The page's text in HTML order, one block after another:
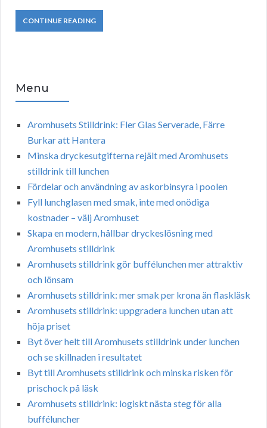
CONTINUE READING
Menu
Aromhusets Stilldrink: Fler Glas Serverade, Färre
Burkar att Hantera
Minska dryckesutgifterna rejält med Aromhusets
stilldrink till lunchen
Fördelar och användning av askorbinsyra i poolen
Fyll lunchglasen med smak, inte med onödiga
kostnader – välj Aromhuset
Skapa en modern, hållbar dryckeslösning med
Aromhusets stilldrink
Aromhusets stilldrink gör buffélunchen mer attraktiv
och lönsam
Aromhusets stilldrink: mer smak per krona än flaskläsk
Aromhusets stilldrink: uppgradera lunchen utan att
höja priset
Byt över helt till Aromhusets stilldrink under lunchen
och se skillnaden i resultatet
Byt till Aromhusets stilldrink och minska risken för
prischock på läsk
Aromhusets stilldrink: logiskt nästa steg för alla
bufféluncher